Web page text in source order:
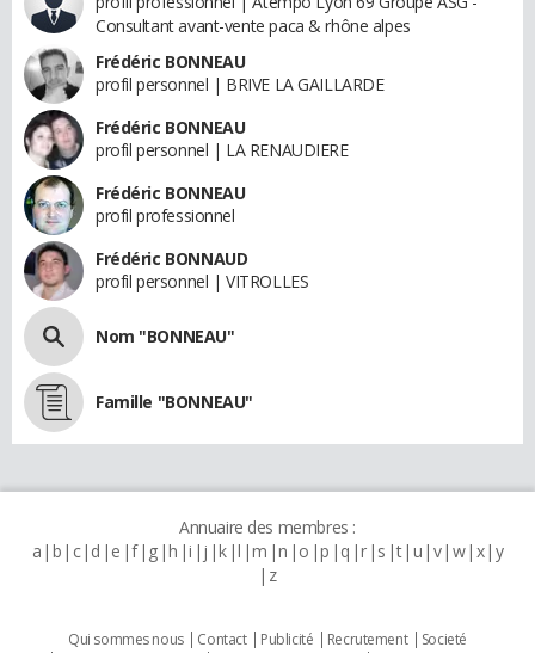
Consultant avant-vente paca & rhône alpes
Frédéric BONNEAU
profil personnel | BRIVE LA GAILLARDE
Frédéric BONNEAU
profil personnel | LA RENAUDIERE
Frédéric BONNEAU
profil professionnel
Frédéric BONNAUD
profil personnel | VITROLLES
Nom "BONNEAU"
Famille "BONNEAU"
Annuaire des membres :
a b c d e f g h i j k l m n o p q r s t u v w x y
z
Qui sommes nous Contact Publicité Recrutement
Societé